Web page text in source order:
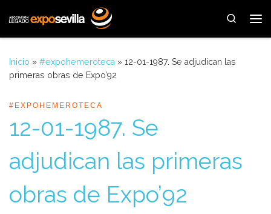
Saltar al contenido
Search
Inicio » #expohemeroteca » 12-01-1987. Se adjudican las
primeras obras de Expo’92
#EXPOHEMEROTECA
12-01-1987. Se
adjudican las primeras
obras de Expo’92